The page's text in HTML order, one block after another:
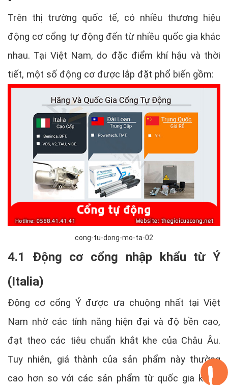
Trên thị trường quốc tế, có nhiều thương hiệu
động cơ cổng tự động đến từ nhiều quốc gia khác
nhau. Tại Việt Nam, do đặc điểm khí hậu và thời
tiết, một số động cơ được lắp đặt phổ biến gồm:
cong-tu-dong-mo-ta-02
4.1 Động cơ cổng nhập khẩu từ Ý
(Italia)
Động cơ cổng Ý được ưa chuộng nhất tại Việt
Nam nhờ các tính năng hiện đại và độ bền cao,
đạt theo các tiêu chuẩn khắt khe của Châu Âu.
Tuy nhiên, giá thành của sản phẩm này thường
cao hơn so với các sản phẩm từ quốc gia khác.